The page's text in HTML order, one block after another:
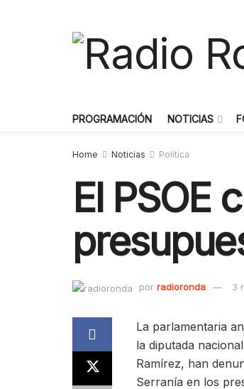
PROGRAMACIÓN NOTICIAS
Home Noticias Política
El PSOE
por radioronda 3
La parlamentaria
la diputada
Ramírez, han
Serranía en los